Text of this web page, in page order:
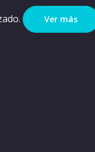
Ver más